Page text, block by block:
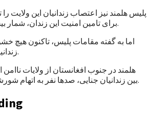
پلیس هلمند نیز اعتصاب زندانیان این ولایت
برای تامین امنیت این زندان، شمار بیشتری نیرو فرستاده اند.
اما به گفته مقامات پلیس، تاکنون هیچ
زندانیان هلمند رخ نداده است.
هلمند در جنوب افغانستان از ولایات
بین زندانیان جنایی، صدها نفر به اتهام شورشگری نیز زندانی هستند.